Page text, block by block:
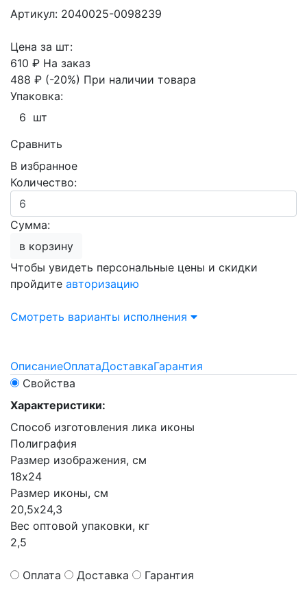
Артикул: 2040025-0098239
Цена за шт:
610 ₽ На заказ
488 ₽ (-20%) При наличии товара
Упаковка:
6 шт
Сравнить
В избранное
Количество:
Сумма:
в корзину
Чтобы увидеть персональные цены и скидки
пройдите авторизацию
Смотреть варианты исполнения
ОписаниеОплатаДоставкаГарантия
Свойства
Характеристики:
Способ изготовления лика иконы
Полиграфия
Размер изображения, см
18х24
Размер иконы, см
20,5х24,3
Вес оптовой упаковки, кг
2,5
Оплата Доставка Гарантия